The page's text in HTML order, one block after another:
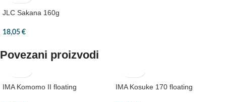
JLC Sakana 160g
18,05 €
Povezani proizvodi
IMA Komomo II floating IMA Kosuke 170 floating